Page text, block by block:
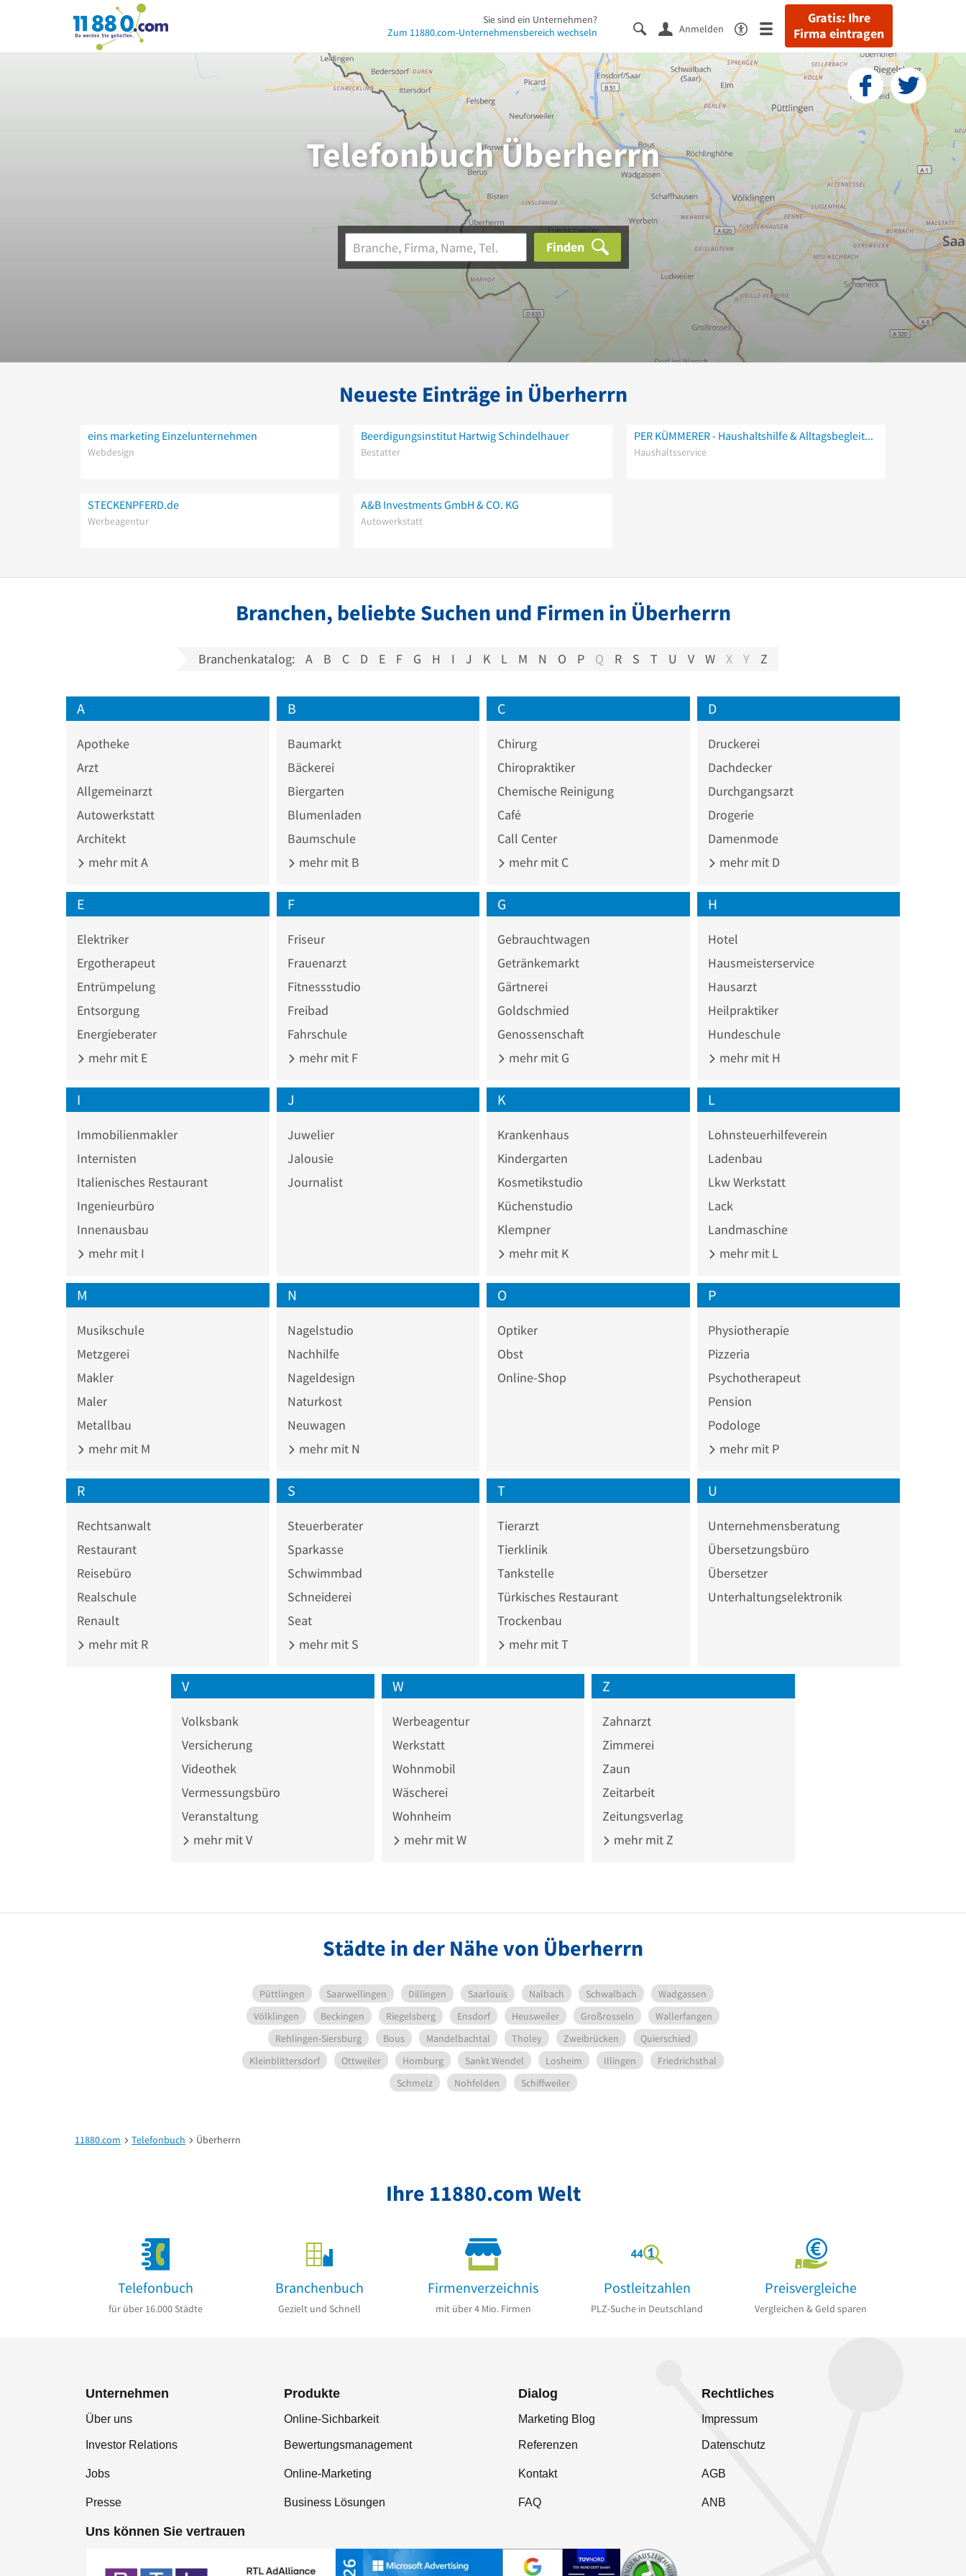
11880.com
Gratis: Ihre
Firma eintragen
Anmelden
Sie sind ein Unternehmen?
Zum 11880.com-Unternehmensbereich wechseln
Telefonbuch Überherrn
Finden
Neueste Einträge in Überherrn
eins marketing Einzelunternehmen
Webdesign
Beerdigungsinstitut Hartwig Schindelhauer
Bestatter
PER KÜMMERER - Haushaltshilfe & Alltagsbegleitung
Haushaltsservice
STECKENPFERD.de
Werbeagentur
A&B Investments GmbH & CO. KG
Autowerkstatt
Branchen, beliebte Suchen und Firmen in Überherrn
Branchenkatalog: A B C D E F G H I J K L M N O P Q R S T U V W X Y Z
A
Apotheke
Arzt
Allgemeinarzt
Autowerkstatt
Architekt
mehr mit A
B
Baumarkt
Bäckerei
Biergarten
Blumenladen
Baumschule
mehr mit B
C
Chirurg
Chiropraktiker
Chemische Reinigung
Café
Call Center
mehr mit C
D
Druckerei
Dachdecker
Durchgangsarzt
Drogerie
Damenmode
mehr mit D
E
Elektriker
Ergotherapeut
Entrümpelung
Entsorgung
Energieberater
mehr mit E
F
Friseur
Frauenarzt
Fitnessstudio
Freibad
Fahrschule
mehr mit F
G
Gebrauchtwagen
Getränkemarkt
Gärtnerei
Goldschmied
Genossenschaft
mehr mit G
H
Hotel
Hausmeisterservice
Hausarzt
Heilpraktiker
Hundeschule
mehr mit H
I
Immobilienmakler
Internisten
Italienisches Restaurant
Ingenieurbüro
Innenausbau
mehr mit I
J
Juwelier
Jalousie
Journalist
K
Krankenhaus
Kindergarten
Kosmetikstudio
Küchenstudio
Klempner
mehr mit K
L
Lohnsteuerhilfeverein
Ladenbau
Lkw Werkstatt
Lack
Landmaschine
mehr mit L
M
Musikschule
Metzgerei
Makler
Maler
Metallbau
mehr mit M
N
Nagelstudio
Nachhilfe
Nageldesign
Naturkost
Neuwagen
mehr mit N
O
Optiker
Obst
Online-Shop
P
Physiotherapie
Pizzeria
Psychotherapeut
Pension
Podologe
mehr mit P
R
Rechtsanwalt
Restaurant
Reisebüro
Realschule
Renault
mehr mit R
S
Steuerberater
Sparkasse
Schwimmbad
Schneiderei
Seat
mehr mit S
T
Tierarzt
Tierklinik
Tankstelle
Türkisches Restaurant
Trockenbau
mehr mit T
U
Unternehmensberatung
Übersetzungsbüro
Übersetzer
Unterhaltungselektronik
V
Volksbank
Versicherung
Videothek
Vermessungsbüro
Veranstaltung
mehr mit V
W
Werbeagentur
Werkstatt
Wohnmobil
Wäscherei
Wohnheim
mehr mit W
Z
Zahnarzt
Zimmerei
Zaun
Zeitarbeit
Zeitungsverlag
mehr mit Z
Städte in der Nähe von Überherrn
Püttlingen Saarwellingen Dillingen Saarlouis Nalbach Schwalbach
Wadgassen
Völklingen
Beckingen Riegelsberg Ensdorf Heusweiler Großrosseln
Wallerfangen
Rehlingen-Siersburg
Bous Mandelbachtal Tholey Zweibrücken
Quierschied
Kleinblittersdorf
Ottweiler Homburg Sankt Wendel Losheim Illingen
Friedrichsthal
Schmelz
Nohfelden Schiffweiler
11880.com Telefonbuch Überherrn
Ihre 11880.com Welt
Telefonbuch
für über 16.000 Städte
Branchenbuch
Gezielt und Schnell
Firmenverzeichnis
mit über 4 Mio. Firmen
Postleitzahlen
PLZ-Suche in Deutschland
Preisvergleiche
Vergleichen & Geld sparen
Unternehmen
Über uns
Investor Relations
Jobs
Presse
Produkte
Online-Sichbarkeit
Bewertungsmanagement
Online-Marketing
Business Lösungen
Dialog
Marketing Blog
Referenzen
Kontakt
FAQ
Rechtliches
Impressum
Datenschutz
AGB
ANB
Uns können Sie vertrauen